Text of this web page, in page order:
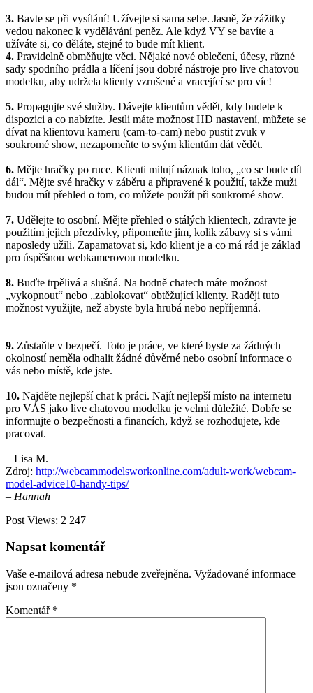
3. Bavte se při vysílání! Užívejte si sama sebe. Jasně, že zážitky
vedou nakonec k vydělávání peněz. Ale když VY se bavíte a
užíváte si, co děláte, stejné to bude mít klient.
4. Pravidelně obměňujte věci. Nějaké nové oblečení, účesy, různé
sady spodního prádla a líčení jsou dobré nástroje pro live chatovou
modelku, aby udržela klienty vzrušené a vracející se pro víc!
5. Propagujte své služby. Dávejte klientům vědět, kdy budete k
dispozici a co nabízíte. Jestli máte možnost HD nastavení, můžete se
dívat na klientovu kameru (cam-to-cam) nebo pustit zvuk v
soukromé show, nezapomeňte to svým klientům dát vědět.
6. Mějte hračky po ruce. Klienti milují náznak toho, „co se bude dít
dál“. Mějte své hračky v záběru a připravené k použití, takže muži
budou mít přehled o tom, co můžete použít při soukromé show.
7. Udělejte to osobní. Mějte přehled o stálých klientech, zdravte je
použitím jejich přezdívky, připomeňte jim, kolik zábavy si s vámi
naposledy užili. Zapamatovat si, kdo klient je a co má rád je základ
pro úspěšnou webkamerovou modelku.
8. Buďte trpělivá a slušná. Na hodně chatech máte možnost
„vykopnout“ nebo „zablokovat“ obtěžující klienty. Raději tuto
možnost využijte, než abyste byla hrubá nebo nepříjemná.
9. Zůstaňte v bezpečí. Toto je práce, ve které byste za žádných
okolností neměla odhalit žádné důvěrné nebo osobní informace o
vás nebo místě, kde jste.
10. Najděte nejlepší chat k práci. Najít nejlepší místo na internetu
pro VÁS jako live chatovou modelku je velmi důležité. Dobře se
informujte o bezpečnosti a financích, když se rozhodujete, kde
pracovat.
– Lisa M.
Zdroj: http://webcammodelsworkonline.com/adult-work/webcam-
model-advice10-handy-tips/
– Hannah
Post Views: 2 247
Napsat komentář
Vaše e-mailová adresa nebude zveřejněna. Vyžadované informace
jsou označeny *
Komentář *